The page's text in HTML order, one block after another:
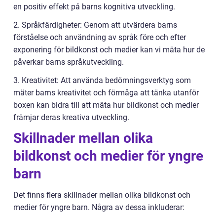
en positiv effekt på barns kognitiva utveckling.
2. Språkfärdigheter: Genom att utvärdera barns
förståelse och användning av språk före och efter
exponering för bildkonst och medier kan vi mäta hur de
påverkar barns språkutveckling.
3. Kreativitet: Att använda bedömningsverktyg som
mäter barns kreativitet och förmåga att tänka utanför
boxen kan bidra till att mäta hur bildkonst och medier
främjar deras kreativa utveckling.
Skillnader mellan olika
bildkonst och medier för yngre
barn
Det finns flera skillnader mellan olika bildkonst och
medier för yngre barn. Några av dessa inkluderar: